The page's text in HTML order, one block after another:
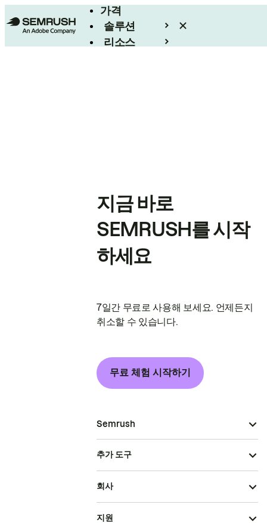
가격
솔루션
리소스
지금 바로
SEMRUSH를 시작
하세요
7일간 무료로 사용해 보세요. 언제든지
취소할 수 있습니다.
무료 체험 시작하기
Semrush
추가 도구
회사
지원